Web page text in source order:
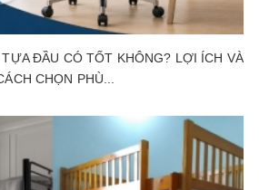
ĐẦU CÓ TỐT KHÔNG? LỢI ÍCH VÀ
CHỌN PHÙ...